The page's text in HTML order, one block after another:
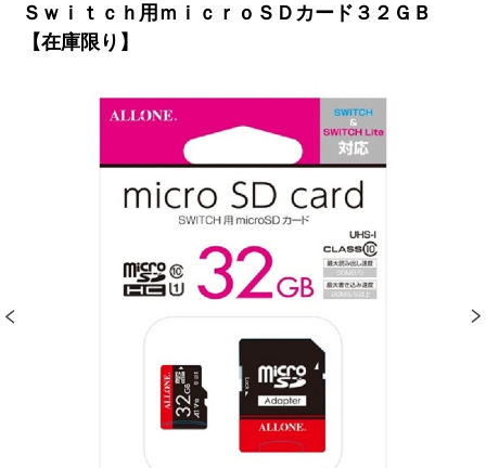
Ｓｗｉｔｃｈ用ｍｉｃｒｏＳＤカード３２ＧＢ
【在庫限り】